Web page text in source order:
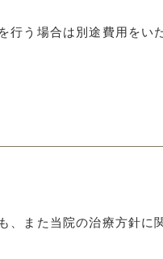
う場合は別途費用をい
、また当院の治療方針に